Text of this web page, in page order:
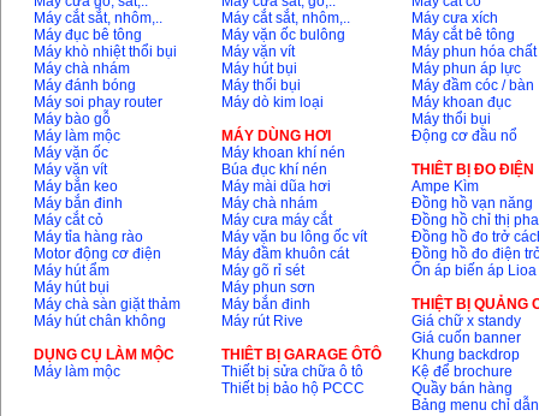
Bộ máy khoan 100
chi tiết Bosch GSB
13RE (650W)
Giá
Máy khoan Bosch
GSB 16RE (750W)
Giá: 1850000
Động cơ xăng Honda
GX160 (5.5HP)
Giá:7200000
Máy cắt sắt, nhôm,..
Máy đục bê tông
Máy khò nhiệt thổi bụi
Máy chà nhám
Máy đánh bóng
Máy soi phay router
Máy bào gỗ
Máy làm mộc
Máy vặn ốc
Máy vặn vít
Máy bắn keo
Máy bắn đinh
Máy cắt cỏ
Máy tỉa hàng rào
Motor động cơ điện
Máy hút ẩm
Máy hút bụi
Máy chà sàn giặt thảm
Máy hút chân không
DỤNG CỤ LÀM MỘC
Máy làm mộc
Máy cắt sắt, nhôm,..
Máy vặn ốc bulông
Máy vặn vít
Máy hút bụi
Máy thổi bụi
Máy dò kim loại
MÁY DÙNG HƠI
Máy khoan khí nén
Búa đục khí nén
Máy mài dũa hơi
Máy chà nhám
Máy cưa máy cắt
Máy vặn bu lông ốc vít
Máy đầm khuôn cát
Máy gõ rỉ sét
Máy phun sơn
Máy bắn đinh
Máy rút Rive
THIÊT BỊ GARAGE ÔTÔ
Thiết bị sửa chữa ô tô
Thiết bị bảo hộ PCCC
Máy cưa xích
Máy cắt bê tông
Máy phun hóa chất
Máy phun áp lực
Máy đầm cóc / bàn
Máy khoan đục
Máy thổi bụi
Động cơ đầu nổ
THIÊT BỊ ĐO ĐIỆN
Ampe Kìm
Đồng hồ vạn năng
Đồng hồ chỉ thị pha
Đồng hồ đo trở
Đồng hồ đo điện
Ổn áp biến áp Lioa
THIỆT BỊ QUẢNG
Giá chữ x standy
Giá cuốn banner
Khung backdrop
Kệ để brochure
Quầy bán hàng
Bảng menu chỉ dẫn